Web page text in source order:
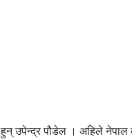
पौडेल । अहिले नेपाल